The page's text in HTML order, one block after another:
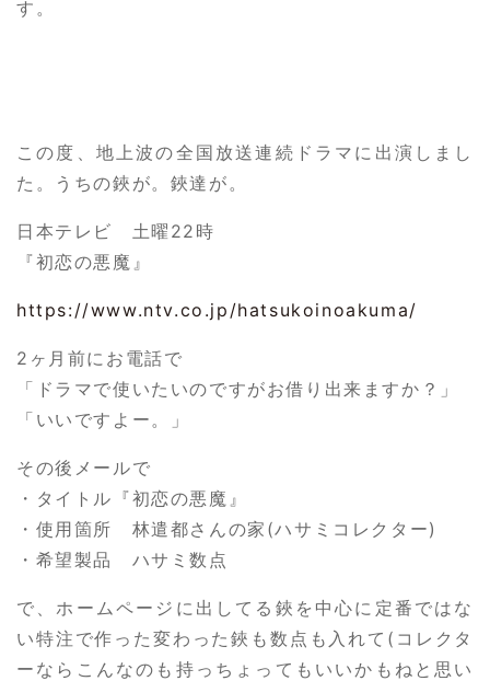
す。
この度、地上波の全国放送連続ドラマに出演しまし
た。うちの鋏が。鋏達が。
日本テレビ 土曜22時
『初恋の悪魔』
https://www.ntv.co.jp/hatsukoinoakuma/
2ヶ月前にお電話で
「ドラマで使いたいのですがお借り出来ますか？」
「いいですよー。」
その後メールで
・タイトル『初恋の悪魔』
・使用箇所 林遣都さんの家(ハサミコレクター)
・希望製品 ハサミ数点
で、ホームページに出してる鋏を中心に定番ではな
い特注で作った変わった鋏も数点も入れて(コレクタ
ーならこんなのも持っちょってもいいかもねと思い